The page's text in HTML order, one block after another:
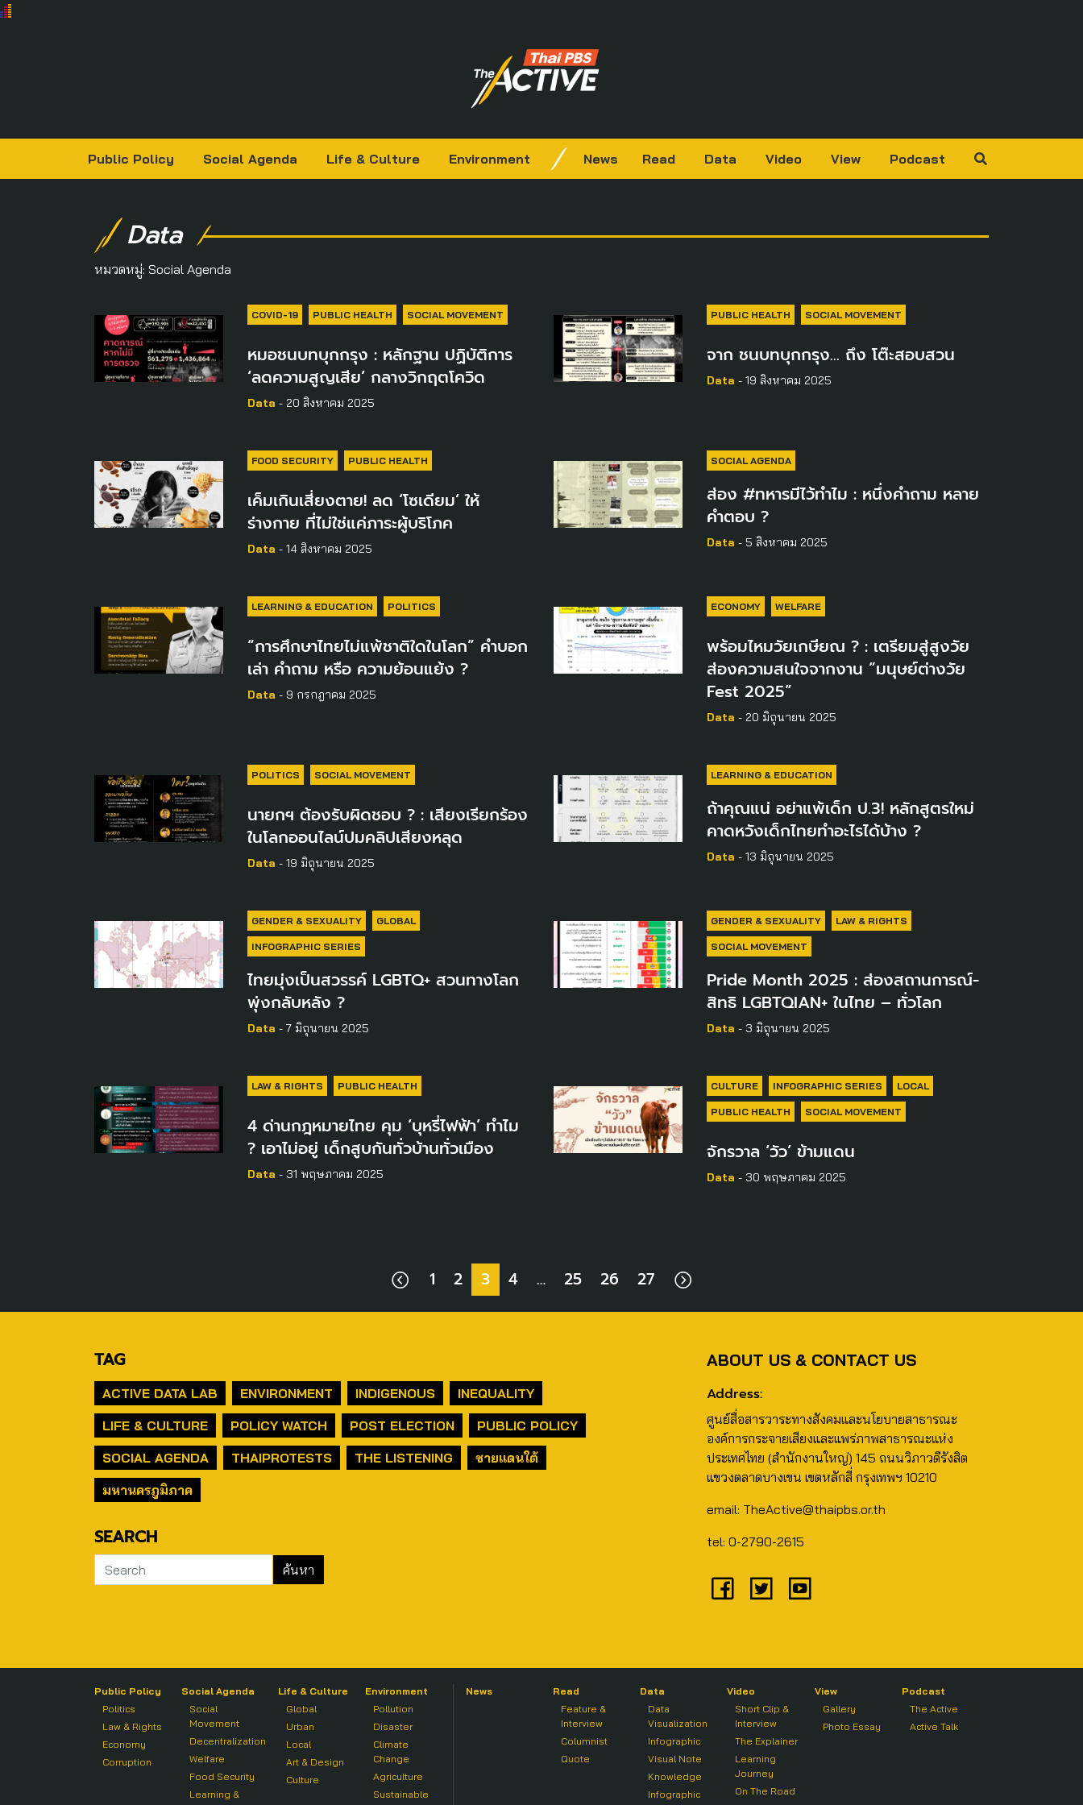
Public Policy Social Agenda Life & Culture Environment News Read Data Video View Podcast
Data
หมวดหมู่: Social Agenda
COVID-19 PUBLIC HEALTH SOCIAL MOVEMENT
หมอชนบทบุกกรุง : หลักฐาน ปฏิบัติการ
‘ลดความสูญเสีย’ กลางวิกฤตโควิด
Data - 20 สิงหาคม 2025
PUBLIC HEALTH SOCIAL MOVEMENT
จาก ชนบทบุกกรุง… ถึง โต๊ะสอบสวน
Data - 19 สิงหาคม 2025
FOOD SECURITY PUBLIC HEALTH
เค็มเกินเสี่ยงตาย! ลด ‘โซเดียม’ ให้
ร่างกาย ที่ไม่ใช่แค่ภาระผู้บริโภค
Data - 14 สิงหาคม 2025
SOCIAL AGENDA
ส่อง #ทหารมีไว้ทำไม : หนึ่งคำถาม หลาย
คำตอบ ?
Data - 5 สิงหาคม 2025
LEARNING & EDUCATION POLITICS
“การศึกษาไทยไม่แพ้ชาติใดในโลก” คำบอก
เล่า คำถาม หรือ ความย้อนแย้ง ?
Data - 9 กรกฎาคม 2025
ECONOMY WELFARE
พร้อมไหมวัยเกษียณ ? : เตรียมสู่สูงวัย
ส่องความสนใจจากงาน “มนุษย์ต่างวัย
Fest 2025”
Data - 20 มิถุนายน 2025
POLITICS SOCIAL MOVEMENT
นายกฯ ต้องรับผิดชอบ ? : เสียงเรียกร้อง
ในโลกออนไลน์ปมคลิปเสียงหลุด
Data - 19 มิถุนายน 2025
LEARNING & EDUCATION
ถ้าคุณแน่ อย่าแพ้เด็ก ป.3! หลักสูตรใหม่
คาดหวังเด็กไทยทำอะไรได้บ้าง ?
Data - 13 มิถุนายน 2025
GENDER & SEXUALITY GLOBAL
INFOGRAPHIC SERIES
ไทยมุ่งเป็นสวรรค์ LGBTQ+ สวนทางโลก
พุ่งกลับหลัง ?
Data - 7 มิถุนายน 2025
GENDER & SEXUALITY LAW & RIGHTS
SOCIAL MOVEMENT
Pride Month 2025 : ส่องสถานการณ์-
สิทธิ LGBTQIAN+ ในไทย – ทั่วโลก
Data - 3 มิถุนายน 2025
LAW & RIGHTS PUBLIC HEALTH
4 ด่านกฎหมายไทย คุม ‘บุหรี่ไฟฟ้า’ ทำไม
? เอาไม่อยู่ เด็กสูบกันทั่วบ้านทั่วเมือง
Data - 31 พฤษภาคม 2025
CULTURE INFOGRAPHIC SERIES LOCAL
PUBLIC HEALTH SOCIAL MOVEMENT
จักรวาล ‘วัว’ ข้ามแดน
Data - 30 พฤษภาคม 2025
1 2 3 4 … 25 26 27
TAG
ACTIVE DATA LAB ENVIRONMENT INDIGENOUS
INEQUALITY
LIFE & CULTURE
POLICY WATCH POST ELECTION
PUBLIC POLICY
SOCIAL AGENDA
THAIPROTESTS THE LISTENING
ชายแดนใต้
มหานครภูมิภาค
SEARCH
ABOUT US & CONTACT US
Address:
ศูนย์สื่อสารวาระทางสังคมและนโยบายสาธารณะ
องค์การกระจายเสียงและแพร่ภาพสาธารณะแห่ง
ประเทศไทย (สำนักงานใหญ่) 145 ถนนวิภาวดีรังสิต
แขวงตลาดบางเขน เขตหลักสี่ กรุงเทพฯ 10210
email: TheActive@thaipbs.or.th
tel: 0-2790-2615
Public Policy
Politics
Law & Rights
Economy
Corruption
Social Agenda
Social
Movement
Decentralization
Welfare
Food Security
Learning &
Life & Culture
Global
Urban
Local
Art & Design
Culture
Environment
Pollution
Disaster
Climate
Change
Agriculture
Sustainable
News
Read
Feature &
Interview
Columnist
Quote
Data
Data
Visualization
Infographic
Visual Note
Knowledge
Infographic
Video
Short Clip &
Interview
The Explainer
Learning
Journey
On The Road
View
Gallery
Photo Essay
Podcast
The Active
Active Talk